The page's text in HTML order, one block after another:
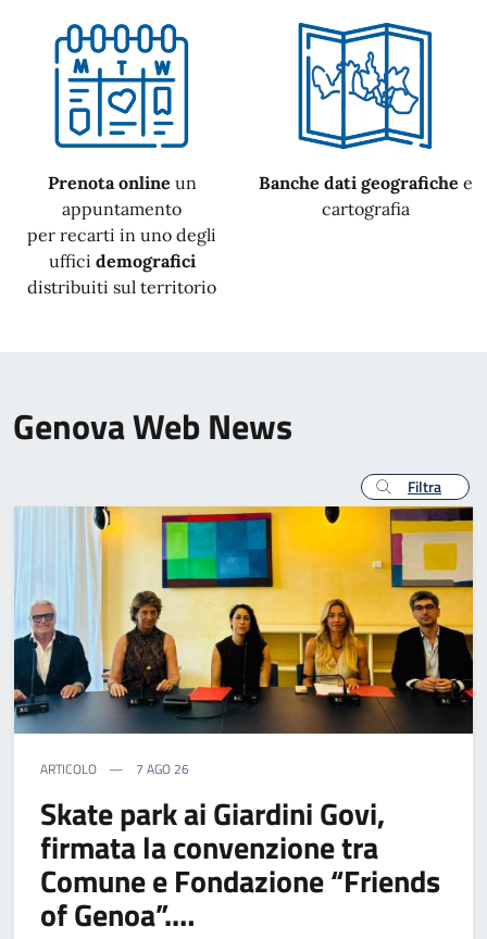
Prenota online un
appuntamento
per recarti in uno degli
uffici demografici
distribuiti sul territorio
Banche dati geografiche e
cartografia
Genova Web News
Filtra
ARTICOLO 7 AGO 26
Skate park ai Giardini Govi,
firmata la convenzione tra
Comune e Fondazione “Friends
of Genoa”.…